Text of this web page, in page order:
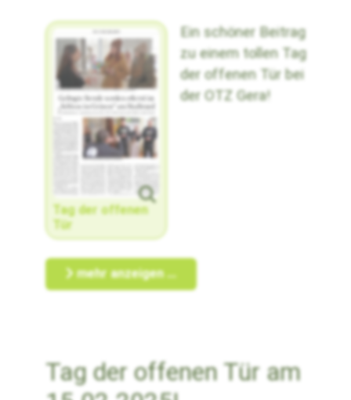
Tag der offenen
Tür
Ein schöner Beitrag
zu einem tollen Tag
der offenen Tür bei
der OTZ Gera!
mehr anzeigen ...
Tag der offenen Tür am